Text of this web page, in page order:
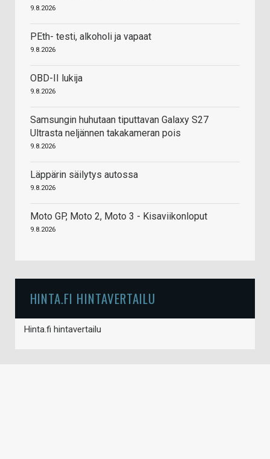
9.8.2026
PEth- testi, alkoholi ja vapaat
9.8.2026
OBD-II lukija
9.8.2026
Samsungin huhutaan tiputtavan Galaxy S27
Ultrasta neljännen takakameran pois
9.8.2026
Läppärin säilytys autossa
9.8.2026
Moto GP, Moto 2, Moto 3 - Kisaviikonloput
9.8.2026
HINTA.FI HINTAVERTAILU
Hinta.fi hintavertailu